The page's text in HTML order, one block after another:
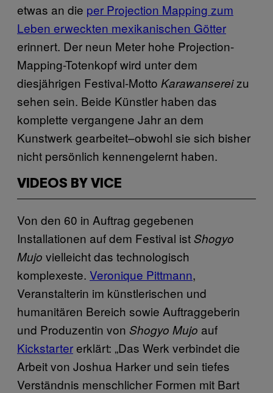
etwas an die per Projection Mapping zum
Leben erweckten mexikanischen Götter
erinnert. Der neun Meter hohe Projection-
Mapping-Totenkopf wird unter dem
diesjährigen Festival-Motto Karawansereizu
sehen sein. Beide Künstler haben das
komplette vergangene Jahr an dem
Kunstwerk gearbeitet–obwohl sie sich bisher
nicht persönlich kennengelernt haben.
VIDEOS BY VICE
Von den 60 in Auftrag gegebenen
Installationen auf dem Festival istShogyo
Mujo vielleicht das technologisch
komplexeste. Veronique Pittmann,
Veranstalterin im künstlerischen und
humanitären Bereich sowie Auftraggeberin
und Produzentin von Shogyo Mujo auf
Kickstartererklärt: „Das Werk verbindet die
Arbeit von Joshua Harker und sein tiefes
Verständnis menschlicher Formen mit Bart